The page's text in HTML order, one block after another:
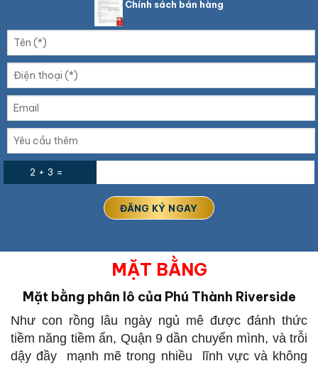
Chính sách bán hàng
2 + 3 =
MẶT BẰNG
Mặt bằng phân lô của Phú Thành Riverside
Như con rồng lâu ngày ngủ mê được đánh thức
tiềm năng tiềm ẩn, Quận 9 dần chuyển mình, và trỗi
dậy đầy mạnh mẽ trong nhiều lĩnh vực và không